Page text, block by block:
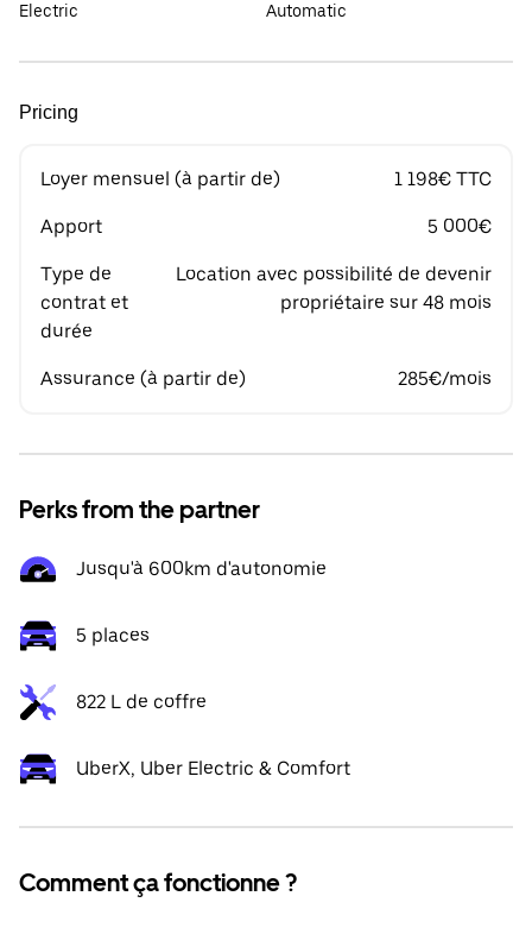
Electric
Automatic
Pricing
Loyer mensuel (à partir de) 1 198€ TTC
Apport 5 000€
Type de
contrat et
durée
Location avec possibilité de devenir
propriétaire sur 48 mois
Assurance (à partir de) 285€/mois
Perks from the partner
Jusqu'à 600km d'autonomie
5 places
822 L de coffre
UberX, Uber Electric & Comfort
Comment ça fonctionne ?